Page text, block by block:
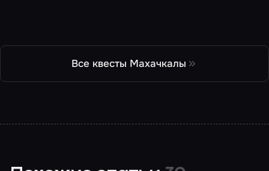
Все квесты Махачкалы